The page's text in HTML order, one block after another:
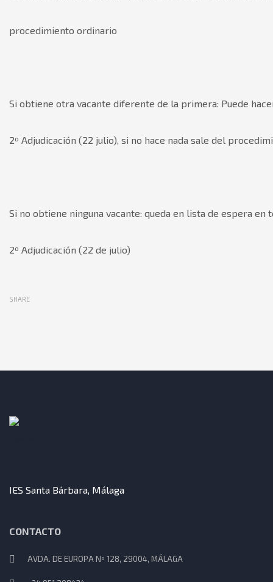
procedimiento ordinario
Si obtiene otra vacante diferente de la primera: Puede
2º Adjudicación (22 julio), si no hace nada sale del
Si no obtiene ninguna vacante: queda en lista de espera en
2º Adjudicación (22 de julio)
SHARE
IES Santa Bárbara, Málaga
CONTACTO
AVDA. DE EUROPA Nº 128, 29004, MÁLAGA